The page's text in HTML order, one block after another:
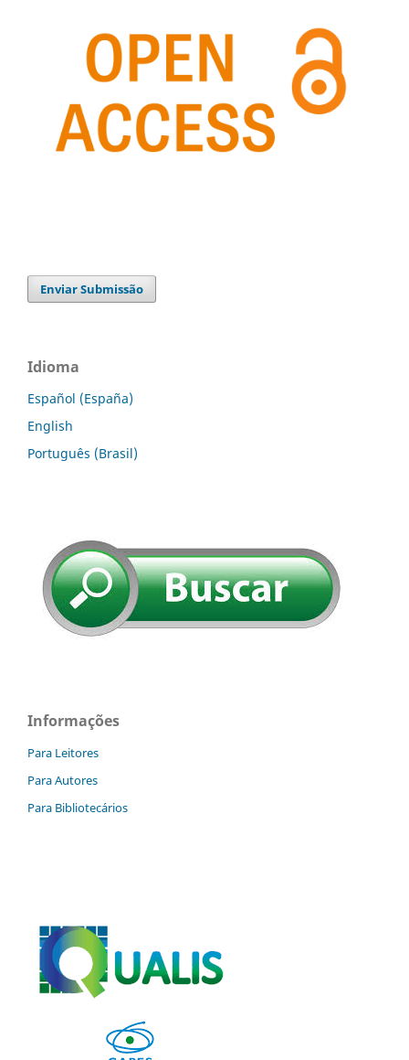
Enviar Submissão
Idioma
Español (España)
English
Português (Brasil)
Informações
Para Leitores
Para Autores
Para Bibliotecários